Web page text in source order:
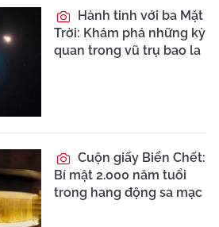
Hành tinh với ba Mặt
Trời: Khám phá những kỳ
quan trong vũ trụ bao la
Cuộn giấy Biển Chết:
Bí mật 2.000 năm tuổi
trong hang động sa mạc